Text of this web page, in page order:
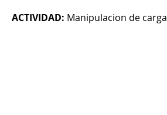
ACTIVIDAD: Manipulacion de carga